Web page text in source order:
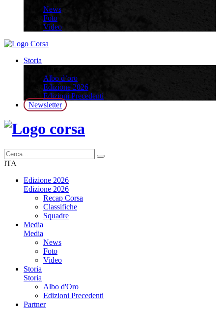
News
Foto
Video
Storia
Albo d’oro
Edizione 2026
Edizioni Precedenti
Newsletter
ITA
Edizione 2026
Edizione 2026
Recap Corsa
Classifiche
Squadre
Media
Media
News
Foto
Video
Storia
Storia
Albo d'Oro
Edizioni Precedenti
Partner